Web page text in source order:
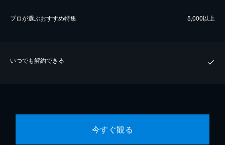
プロが選ぶおすすめ特集 5,000以上
いつでも解約できる
今すぐ観る